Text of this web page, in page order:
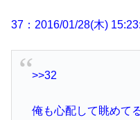
37：2016/01/28(木)
>>32
俺も心配して眺めてる